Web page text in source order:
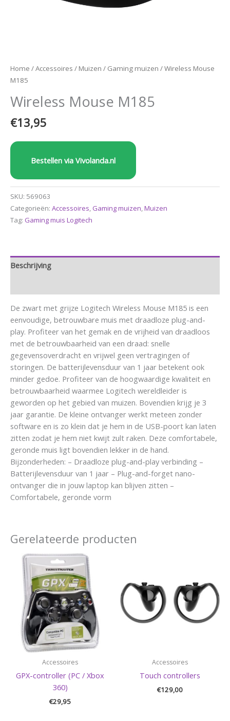
Home /Accessoires / Muizen / Gaming muizen / Wireless Mouse
M185
Wireless Mouse M185
€13,95
Bestellen via Vivolanda.nl
SKU: 569063
Categorieën: Accessoires, Gaming muizen,Muizen
Tag: Gaming muis Logitech
Beschrijving
De zwart met grijze Logitech Wireless Mouse M185 is een
eenvoudige, betrouwbare muis met draadloze plug-and-
play. Profiteer van het gemak en de vrijheid van draadloos
met de betrouwbaarheid van een draad: snelle
gegevensoverdracht en vrijwel geen vertragingen of
storingen. De batterijlevensduur van 1 jaar betekent ook
minder gedoe. Profiteer van de hoogwaardige kwaliteit en
betrouwbaarheid waarmee Logitech wereldleider is
geworden op het gebied van muizen. Bovendien krijg je 3
jaar garantie. De kleine ontvanger werkt meteen zonder
software en is zo klein dat je hem in de USB-poort kan laten
zitten zodat je hem niet kwijt zult raken. Deze comfortabele,
geronde muis ligt bovendien lekker in de hand.
Bijzonderheden: – Draadloze plug-and-play verbinding –
Batterijlevensduur van 1 jaar – Plug-and-forget nano-
ontvanger die in jouw laptop kan blijven zitten –
Comfortabele, geronde vorm
Gerelateerde producten
Accessoires
GPX-controller (PC / Xbox
360)
€29,95
Accessoires
Touch controllers
€129,00